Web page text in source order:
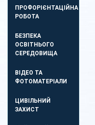
ПРОФОРІЄНТАЦІЙНА
РОБОТА
БЕЗПЕКА
ОСВIТНЬОГО
СЕРЕДОВИЩА
ВІДЕО ТА
ФОТОМАТЕРІАЛИ
ЦИВІЛЬНИЙ
ЗАХИСТ